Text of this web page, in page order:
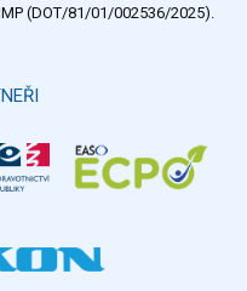
(DOT/81/01/002536/2025).